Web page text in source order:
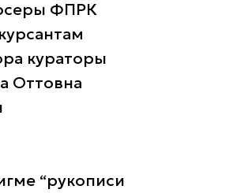
ФПРК
кураторы
Оттовна
“рукописи